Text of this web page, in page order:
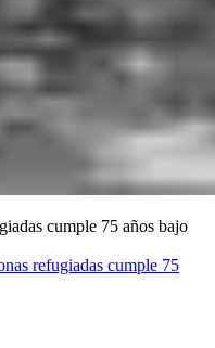
cumple 75 años bajo
refugiadas cumple 75